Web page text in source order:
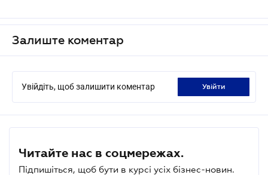
Залиште коментар
Увійдіть, щоб залишити коментар увійти
Читайте нас в соцмережах.
Підпишіться, щоб бути в курсі усіх бізнес-новин.